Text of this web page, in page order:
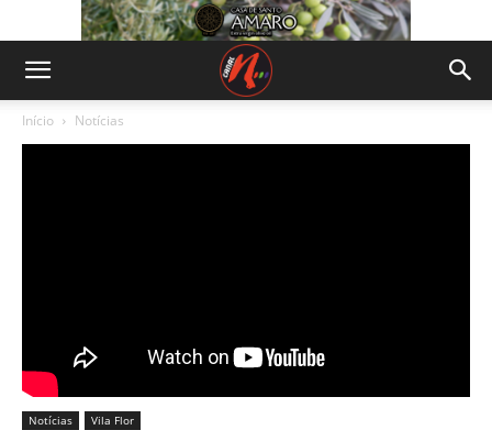
Início Notícias
Notícias Vila Flor